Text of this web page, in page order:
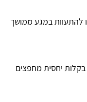
להתעוות במגע ממושך
יחסית מחפצים